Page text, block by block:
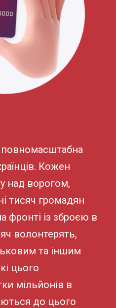
повномасштабна
Кожен
над ворогом,
тисяч громадян
фронті із зброєю в
волонтерять,
та іншим
цього
мільйонів в
до цього